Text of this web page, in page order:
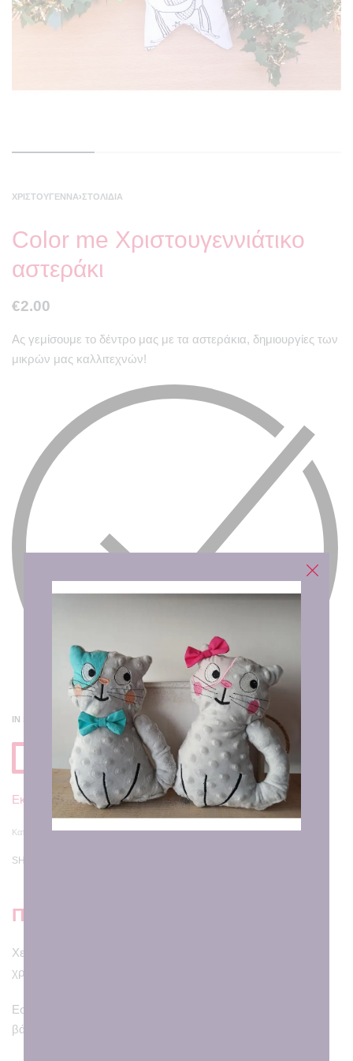
ΧΡΙΣΤΟΎΓΕΝΝΑ›ΣΤΟΛΊΔΙΑ
Color me Χριστουγεννιάτικο
αστεράκι
€2.00
Ας γεμίσουμε το δέντρο μας με τα αστεράκια, δημιουργίες των
μικρών μας καλλιτεχνών!
IN STOCK
Προσθηκη στο Καλαθι
Εκτιμώμενη Παράδοση σε 7 - 8 εργάσιμες ημέρες
Κατηγορία:Στολίδια
SHARE
Περιγραφή
Χειροποιητο στολίδι αστέρι με ύφασμα color me και θέμα τα
χριστούγεννα για ατελείωτη ζωγραφική!
Εσωτερικά ραμμένο για πολλά πλυσίματα, ιδανικό για τη
βάπτιση ή το party των μικρών μας!